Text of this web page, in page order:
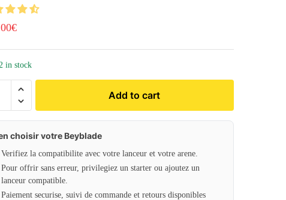
€
in stock
Add to cart
choisir votre Beyblade
Verifiez la compatibilite avec votre lanceur et votre arene.
Pour offrir sans erreur, privilegiez un starter ou ajoutez un
lanceur compatible.
Paiement securise, suivi de commande et retours disponibles